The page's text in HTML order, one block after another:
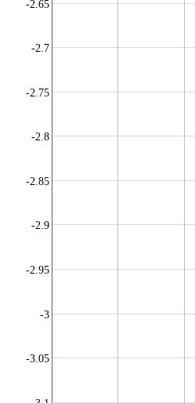
-3.05
-3
-2.95
-2.9
-2.85
-2.8
-2.75
-2.7
-2.65